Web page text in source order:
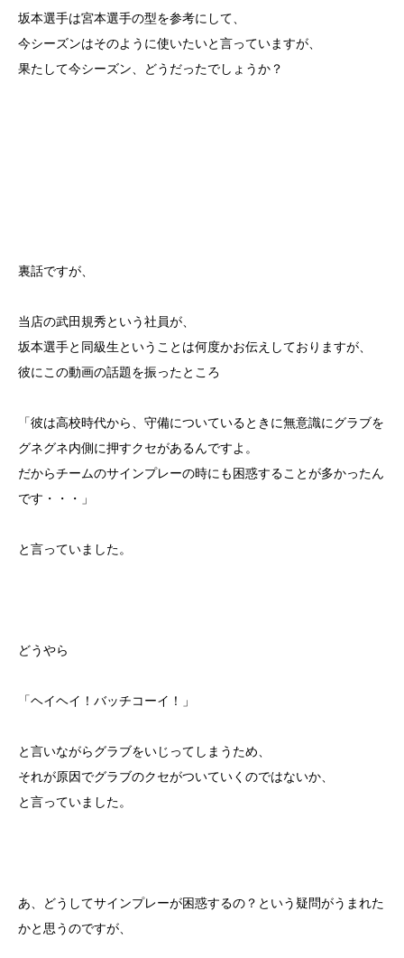
坂本選手は宮本選手の型を参考にして、
今シーズンはそのように使いたいと言っていますが、
果たして今シーズン、どうだったでしょうか？
裏話ですが、
当店の武田規秀という社員が、
坂本選手と同級生ということは何度かお伝えしておりますが、
彼にこの動画の話題を振ったところ
「彼は高校時代から、守備についているときに無意識にグラブを
グネグネ内側に押すクセがあるんですよ。
だからチームのサインプレーの時にも困惑することが多かったん
です・・・」
と言っていました。
どうやら
「ヘイヘイ！バッチコーイ！」
と言いながらグラブをいじってしまうため、
それが原因でグラブのクセがついていくのではないか、
と言っていました。
あ、どうしてサインプレーが困惑するの？という疑問がうまれた
かと思うのですが、